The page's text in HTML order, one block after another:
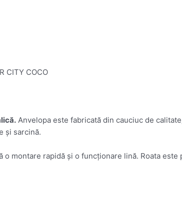
CITY COCO
Anvelopa este fabricată din cauciuc de
și sarcină.
o montare rapidă și o funcționare lină. Roata